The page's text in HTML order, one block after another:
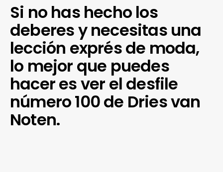
Si no has hecho los
deberes y necesitas una
lección exprés de moda,
lo mejor que puedes
hacer es ver el desfile
número 100 de Dries van
Noten.